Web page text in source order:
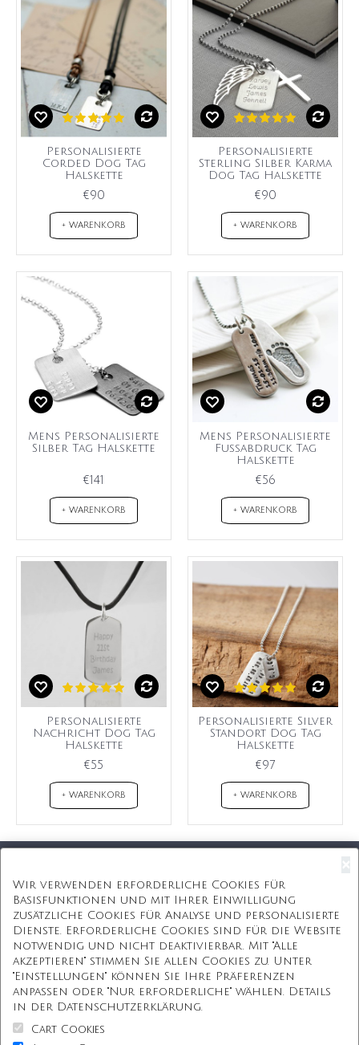
Personalisierte
Corded Dog Tag
Halskette
€90
+ WARENKORB
Personalisierte
Sterling Silber Karma
Dog Tag Halskette
€90
+ WARENKORB
Mens Personalisierte
Silber Tag Halskette
€141
+ WARENKORB
Mens Personalisierte
Fußabdruck Tag
Halskette
€56
+ WARENKORB
Personalisierte
Nachricht Dog Tag
Halskette
€55
+ WARENKORB
Personalisierte Silver
Standort Dog Tag
Halskette
€97
+ WARENKORB
Kostenlose Geschenkbox
Kostenlose Gravur
Unbegrenzte Redesign
ÜBER UNS
Information
Wir verwenden erforderliche Cookies für
Basisfunktionen und mit Ihrer Einwilligung
zusätzliche Cookies für Analyse und personalisierte
Dienste. Erforderliche Cookies sind für die Website
notwendig und nicht deaktivierbar. Mit "Alle
akzeptieren" stimmen Sie allen Cookies zu. Unter
"Einstellungen" können Sie Ihre Präferenzen
anpassen oder "Nur erforderliche" wählen. Details
in der Datenschutzerklärung.
Cart Cookies